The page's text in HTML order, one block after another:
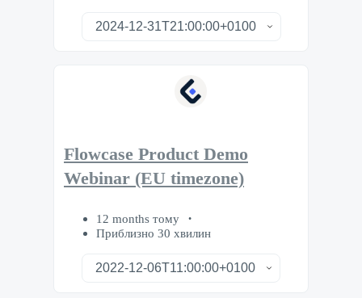
Flowcase Product Demo
Webinar (EU timezone)
12 months тому
Приблизно 30 хвилин